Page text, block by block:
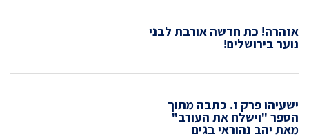
אזהרה! כת חדשה אורבת לבני
נוער בירושלים!
ישעיהו פרק ז. כתבה מתוך
הספר "וישלח את העורב"
מאת יהב נהוראי בגים